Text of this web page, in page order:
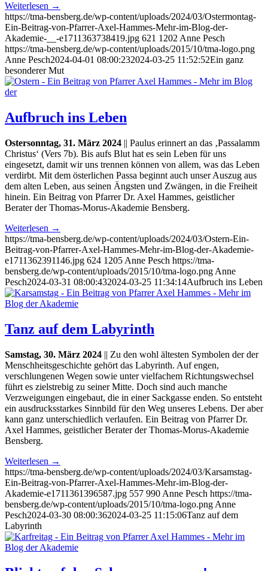
Weiterlesen →
https://tma-bensberg.de/wp-content/uploads/2024/03/Ostermontag-
Ein-Beitrag-von-Pfarrer-Axel-Hammes-Mehr-im-Blog-der-
Akademie-__-e1711363738419.jpg 621 1202 Anne Pesch
https://tma-bensberg.de/wp-content/uploads/2015/10/tma-logo.png
Anne Pesch2024-04-01 08:00:232024-03-25 11:52:52Ein ganz
besonderer Mut
Aufbruch ins Leben
Ostersonntag, 31. März 2024 || Paulus erinnert an das ‚Passalamm
Christus‘ (Vers 7b). Bis aufs Blut hat es sein Leben für uns
eingesetzt, damit wir uns trennen können von allem, was das Leben
verdirbt. Mit dem österlichen Passa beginnt auch unser Auszug aus
dem alten Leben, aus seinen Ängsten und Zwängen, in die Freiheit
hinein. Ein Beitrag von Pfarrer Dr. Axel Hammes, geistlicher
Berater der Thomas-Morus-Akademie Bensberg.
Weiterlesen →
https://tma-bensberg.de/wp-content/uploads/2024/03/Ostern-Ein-
Beitrag-von-Pfarrer-Axel-Hammes-Mehr-im-Blog-der-Akademie-
e1711362391146.jpg 624 1205 Anne Pesch https://tma-
bensberg.de/wp-content/uploads/2015/10/tma-logo.png Anne
Pesch2024-03-31 08:00:432024-03-25 11:34:14Aufbruch ins Leben
Tanz auf dem Labyrinth
Samstag, 30. März 2024 || Zu den wohl ältesten Symbolen der der
Menschheitsgeschichte gehört das Labyrinth. Auf engen,
verschlungenen Wegen sowie unter vielfachem Richtungswechsel
führt es zielstrebig zu seiner Mitte. Doch sind auch manche
Verzweigungen eingebaut, die in einer Sackgasse enden. So entsteht
ein ausdrucksstarkes Sinnbild für den Weg unseres Lebens. Der aber
kann ganz unterschiedlich verlaufen. Ein Beitrag von Pfarrer Dr.
Axel Hammes, geistlicher Berater der Thomas-Morus-Akademie
Bensberg.
Weiterlesen →
https://tma-bensberg.de/wp-content/uploads/2024/03/Karsamstag-
Ein-Beitrag-von-Pfarrer-Axel-Hammes-Mehr-im-Blog-der-
Akademie-e1711361396587.jpg 557 990 Anne Pesch https://tma-
bensberg.de/wp-content/uploads/2015/10/tma-logo.png Anne
Pesch2024-03-30 08:00:362024-03-25 11:15:06Tanz auf dem
Labyrinth